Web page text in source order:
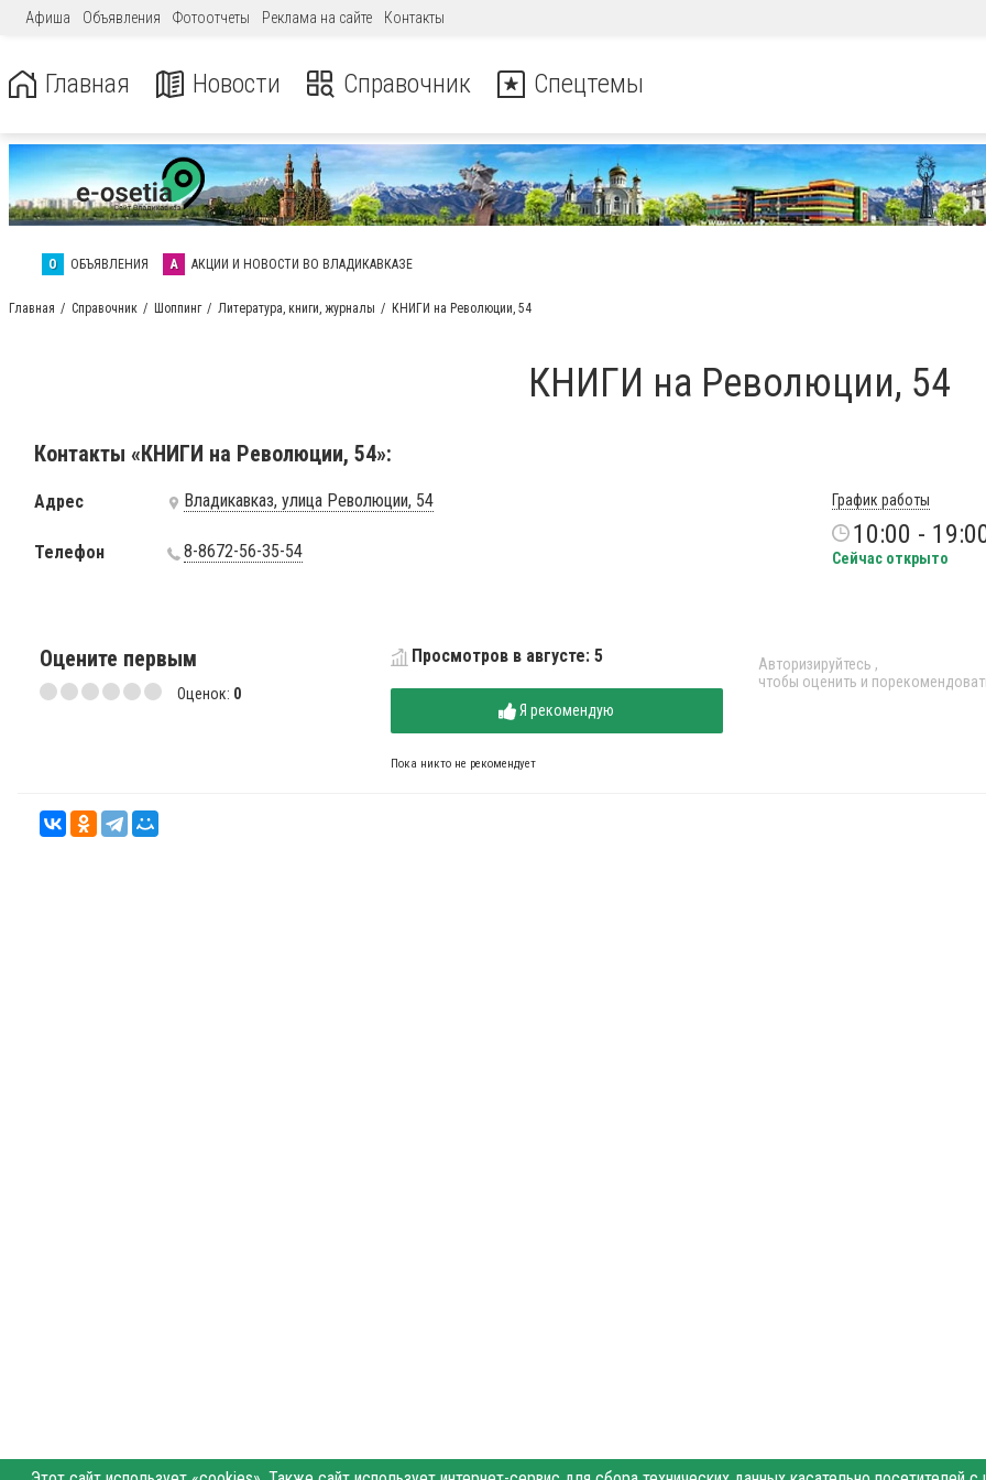
Афиша Объявления Фотоотчеты Реклама на сайте Контакты
Главная Новости Справочник Спецтемы
О ОБЪЯВЛЕНИЯ А АКЦИИ И НОВОСТИ ВО ВЛАДИКАВКАЗЕ
Главная Справочник Шоппинг Литература, книги, журналы КНИГИ на Революции, 54
КНИГИ на Революции, 54
Контакты «КНИГИ на Революции, 54»:
Адрес Владикавказ, улица Революции, 54
Телефон 8-8672-56-35-54
График работы
10:00 -
Сейчас открыто
Оцените первым
Оценок: 0
Просмотров в августе: 5
Я рекомендую
Пока никто не рекомендует
Авторизируйтесь ,
чтобы оценить и